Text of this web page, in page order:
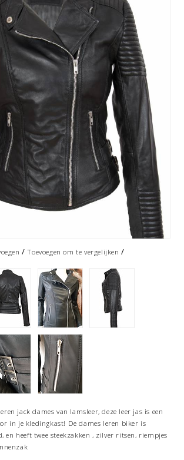
/Toevoegen om te vergelijken /
jack dames van lamsleer, deze leer jas is een
in je kledingkast! De dames leren biker is
en heeft twee steekzakken , zilver ritsen, riempjes